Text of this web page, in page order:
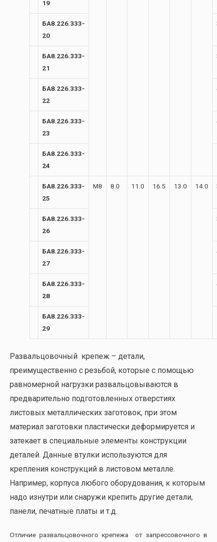
19
БА8.226.333-
20
БА8.226.333-
21
БА8.226.333-
22
БА8.226.333-
23
БА8.226.333-
24
БА8.226.333-
25
М8 8.0 11.0 16.5 13.0 14.0
БА8.226.333-
26
БА8.226.333-
27
БА8.226.333-
28
БА8.226.333-
29
Развальцовочный крепеж – детали,
преимущественно с резьбой, которые с помощью
равномерной нагрузки развальцовываются в
предварительно подготовленных отверстиях
листовых металлических заготовок, при этом
материал заготовки пластически деформируется и
затекает в специальные элементы конструкции
деталей. Данные втулки используются для
крепления конструкций в листовом металле.
Например, корпуса любого оборудования, к которым
надо изнутри или снаружи крепить другие детали,
панели, печатные платы и т.д.
Отличие развальцовочного крепежа от запрессовочного в